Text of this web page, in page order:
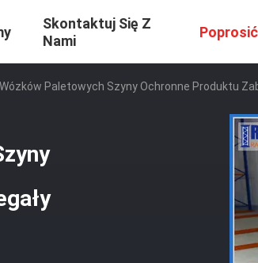
Skontaktuj Się Z
Nami
Wózków Paletowych Szyny Ochronne Produktu